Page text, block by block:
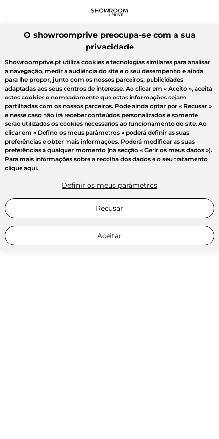
O showroomprive preocupa-se com a sua
privacidade
Showroomprive.pt utiliza cookies e tecnologias similares para analisar
a navegação, medir a audiência do site e o seu desempenho e ainda
para lhe propor, junto com os nossos parceiros, publicidades
adaptadas aos seus centros de interesse. Ao clicar em « Aceito », aceita
estes cookies e nomeadamente que estas informações sejam
partilhadas com os nossos parceiros. Pode ainda optar por « Recusar »
e nesse caso não irá receber conteúdos personalizados e somente
serão utilizados os cookies necessários ao funcionamento do site. Ao
clicar em « Defino os meus parâmetros » poderá definir as suas
preferências e obter mais informações. Poderá modificar as suas
preferências a qualquer momento (na secção « Gerir os meus dados »).
Para mais informações sobre a recolha dos dados e o seu tratamento
clique aqui.
Definir os meus parâmetros
Recusar
Aceitar